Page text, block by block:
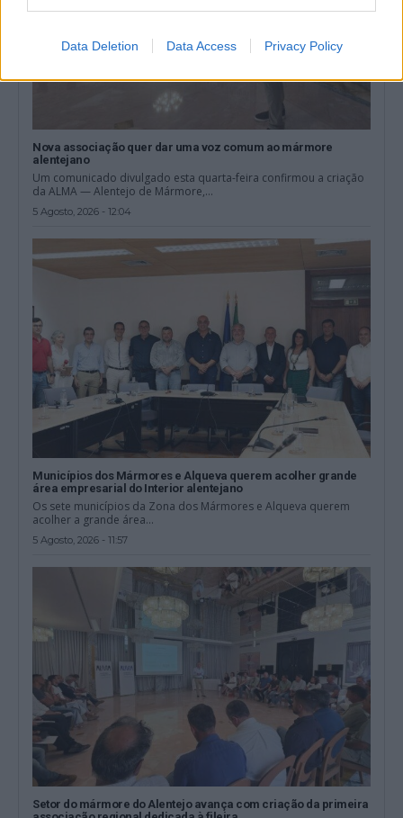
Data Deletion Data Access Privacy Policy
Nova associação quer dar uma voz comum ao mármore
alentejano
Um comunicado divulgado esta quarta-feira confirmou a criação
da ALMA — Alentejo de Mármore,...
5 Agosto, 2026 - 12:04
Municípios dos Mármores e Alqueva querem acolher grande
área empresarial do Interior alentejano
Os sete municípios da Zona dos Mármores e Alqueva querem
acolher a grande área...
5 Agosto, 2026 - 11:57
Setor do mármore do Alentejo avança com criação da primeira